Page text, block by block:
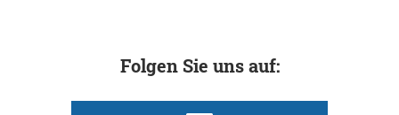
Folgen Sie uns auf: